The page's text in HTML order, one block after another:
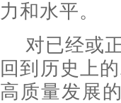
力和水平。
对已经或
回到历史上
高质量发展